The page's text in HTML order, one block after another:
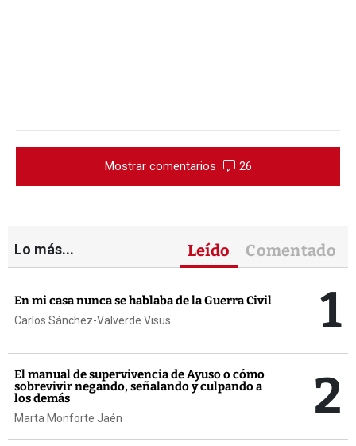
Mostrar comentarios 26
Lo más... Leído Comentado
En mi casa nunca se hablaba de la Guerra Civil
Carlos Sánchez-Valverde Visus 1
El manual de supervivencia de Ayuso o cómo
sobrevivir negando, señalando y culpando a
los demás
Marta Monforte Jaén 2